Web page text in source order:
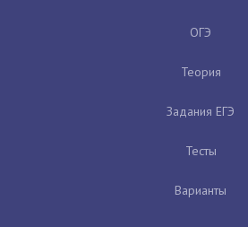
ОГЭ
Теория
Задания ЕГЭ
Тесты
Варианты